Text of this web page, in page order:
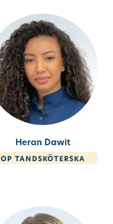
Heran Dawit
op tandsköterska